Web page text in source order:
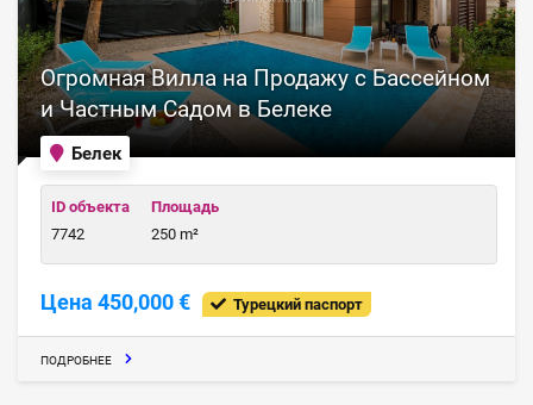
Белек
Огромная Вилла на Продажу с Бассейном
и Частным Садом в Белеке
ID объекта
7742
Площадь
250 m²
Цена 450,000 € Турецкий паспорт
ПОДРОБНЕЕ